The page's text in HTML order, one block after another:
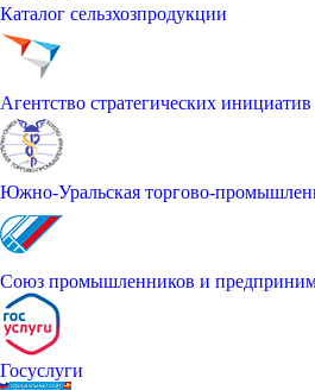
Каталог сельзхозпродукции
Агентство стратегических инициатив
Южно-Уральская торгово-
Союз промышленников и
Госуслуги